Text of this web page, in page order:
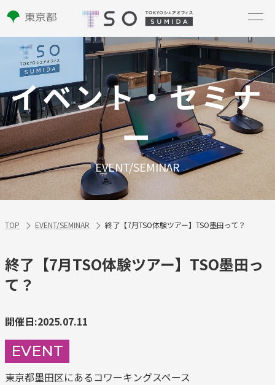
イベント・セミナ
ー
EVENT/SEMINAR
TOP EVENT/SEMINAR 終了【7月TSO体験ツアー】TSO墨田って？
終了【7月TSO体験ツアー】TSO墨田っ
て？
開催日:2025.07.11
EVENT
東京都墨田区にあるコワーキングスペース